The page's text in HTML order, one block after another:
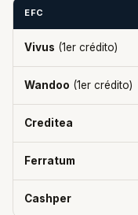
EFC
Vivus (1er crédito)
Wandoo (1er crédito)
Creditea
Ferratum
Cashper